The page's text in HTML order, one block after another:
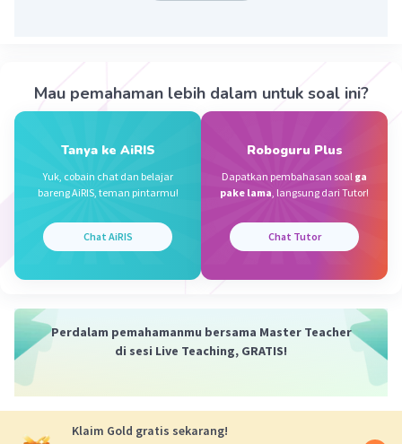
07 November 2023 23:22
— Tampilkan 1 balasan lainnya
Joceline J Level 74
21 November 2023 07:17
Mau pemahaman lebih dalam untuk soal ini?
Tanya ke AiRIS
Yuk, cobain chat dan belajar
bareng AiRIS, teman pintarmu!
Chat AiRIS
Roboguru Plus
Dapatkan pembahasan soal ga
pake lama, langsung dari Tutor!
Chat Tutor
Perdalam pemahamanmu bersama Master Teacher
di sesi Live Teaching, GRATIS!
Klaim Gold gratis sekarang!